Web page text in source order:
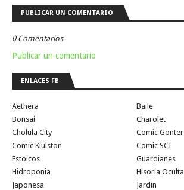
PUBLICAR UN COMENTARIO
0 Comentarios
Publicar un comentario
ENLACES FB
Aethera
Baile
Bonsai
Charolet
Cholula City
Comic Gonter
Comic Kiulston
Comic SCI
Estoicos
Guardianes
Hidroponia
Hisoria Oculta
Japonesa
Jardin